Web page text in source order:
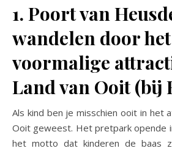
1. Poort van
wandelen door het
voormalige
Land van Ooit (bij
Als kind ben je misschien ooit in het
Ooit geweest. Het pretpark opende
het motto dat kinderen de baas